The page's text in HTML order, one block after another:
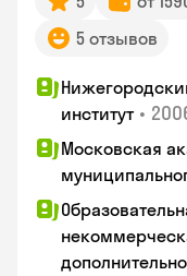
5 отзывов
институт •
Московская